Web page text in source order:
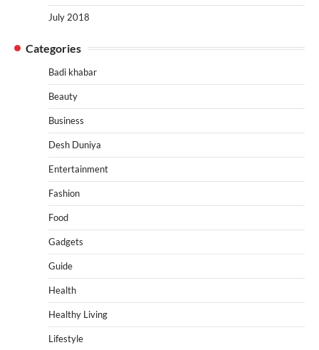
July 2018
Categories
Badi khabar
Beauty
Business
Desh Duniya
Entertainment
Fashion
Food
Gadgets
Guide
Health
Healthy Living
Lifestyle